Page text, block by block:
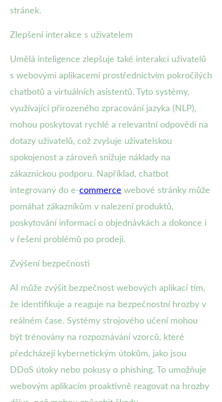
stránek.
Zlepšení interakce s uživatelem
Umělá inteligence zlepšuje také interakci uživatelů
s webovými aplikacemi prostřednictvím pokročilých
chatbotů a virtuálních asistentů. Tyto systémy,
využívající přirozeného zpracování jazyka (NLP),
mohou poskytovat rychlé a relevantní odpovědi na
dotazy uživatelů, což zvyšuje uživatelskou
spokojenost a zároveň snižuje náklady na
zákaznickou podporu. Například, chatbot
integrovaný do e-commerce webové stránky může
pomáhat zákazníkům v nalezení produktů,
poskytování informací o objednávkách a dokonce i
v řešení problémů po prodeji.
Zvýšení bezpečnosti
AI může zvýšit bezpečnost webových aplikací tím,
že identifikuje a reaguje na bezpečnostní hrozby v
reálném čase. Systémy strojového učení mohou
být trénovány na rozpoznávání vzorců, které
předcházejí kybernetickým útokům, jako jsou
DDoS útoky nebo pokusy o phishing. To umožňuje
webovým aplikacím proaktivně reagovat na hrozby